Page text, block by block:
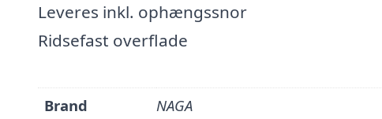
Leveres inkl. ophængssnor
Ridsefast overflade
Brand NAGA